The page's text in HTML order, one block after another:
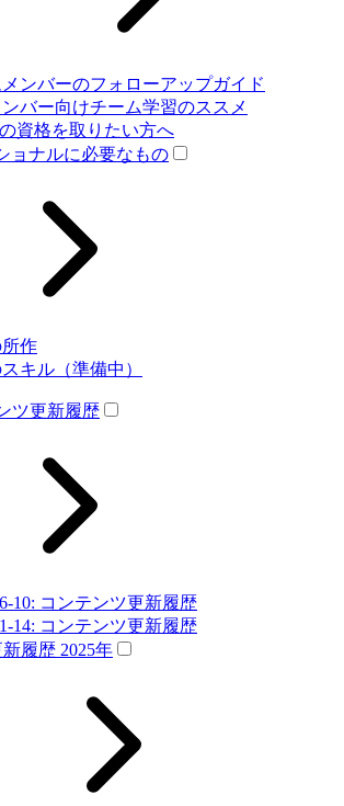
ンバーのフォローアップガイド
バー向けチーム学習のススメ
資格を取りたい方へ
ョナルに必要なもの
作
キル（準備中）
ツ更新履歴
10: コンテンツ更新履歴
14: コンテンツ更新履歴
履歴 2025年